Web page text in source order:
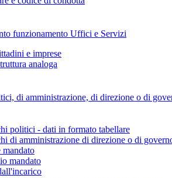
funzionamento Uffici e Servizi
e imprese
analoga
di amministrazione, di direzione o di
politici - dati in formato tabellare
di amministrazione di direzione o di
mandato